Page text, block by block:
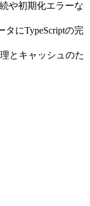
や初期化エラーな
タにTypeScriptの完
とキャッシュのた